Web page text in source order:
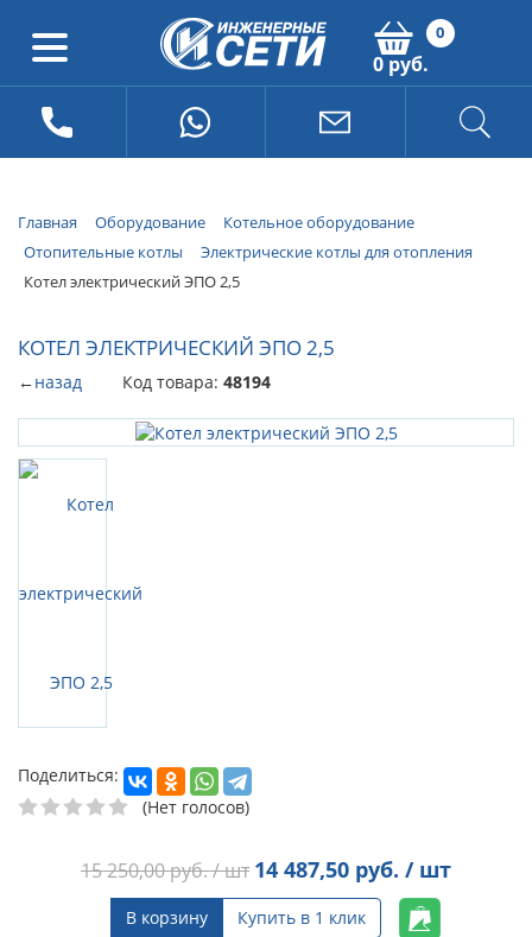
0
0 руб.
Главная Оборудование
Котельное оборудование
Отопительные котлы
Электрические котлы для отопления
Котел электрический ЭПО 2,5
КОТЕЛ ЭЛЕКТРИЧЕСКИЙ ЭПО 2,5
←назад Код товара: 48194
Поделиться:
(Нет голосов)
15 250,00руб. / шт 14 487,50 руб. / шт
В корзину Купить в 1 клик